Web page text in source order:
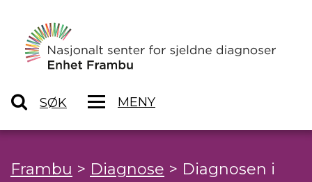
SØK MENY
Frambu > Diagnose > Diagnosen i